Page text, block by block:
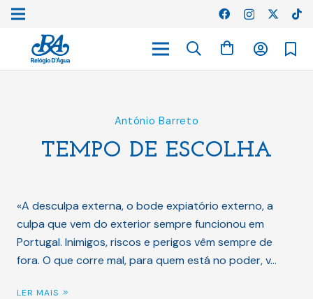
António Barreto
TEMPO DE ESCOLHA
«A desculpa externa, o bode expiatório externo, a
culpa que vem do exterior sempre funcionou em
Portugal. Inimigos, riscos e perigos vêm sempre de
fora. O que corre mal, para quem está no poder, v…
LER MAIS